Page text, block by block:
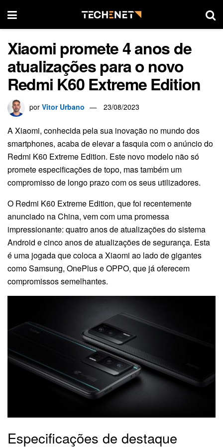
Xiaomi promete 4 anos de
atualizações para o novo
Redmi K60 Extreme Edition
por Vitor Urbano 23/08/2023
A Xiaomi, conhecida pela sua inovação no mundo dos
smartphones, acaba de elevar a fasquia com o anúncio do
Redmi K60 Extreme Edition. Este novo modelo não só
promete especificações de topo, mas também um
compromisso de longo prazo com os seus utilizadores.
O Redmi K60 Extreme Edition, que foi recentemente
anunciado na China, vem com uma promessa
impressionante: quatro anos de atualizações do sistema
Android e cinco anos de atualizações de segurança. Esta
é uma jogada que coloca a Xiaomi ao lado de gigantes
como Samsung, OnePlus e OPPO, que já oferecem
compromissos semelhantes.
Especificações de destaque